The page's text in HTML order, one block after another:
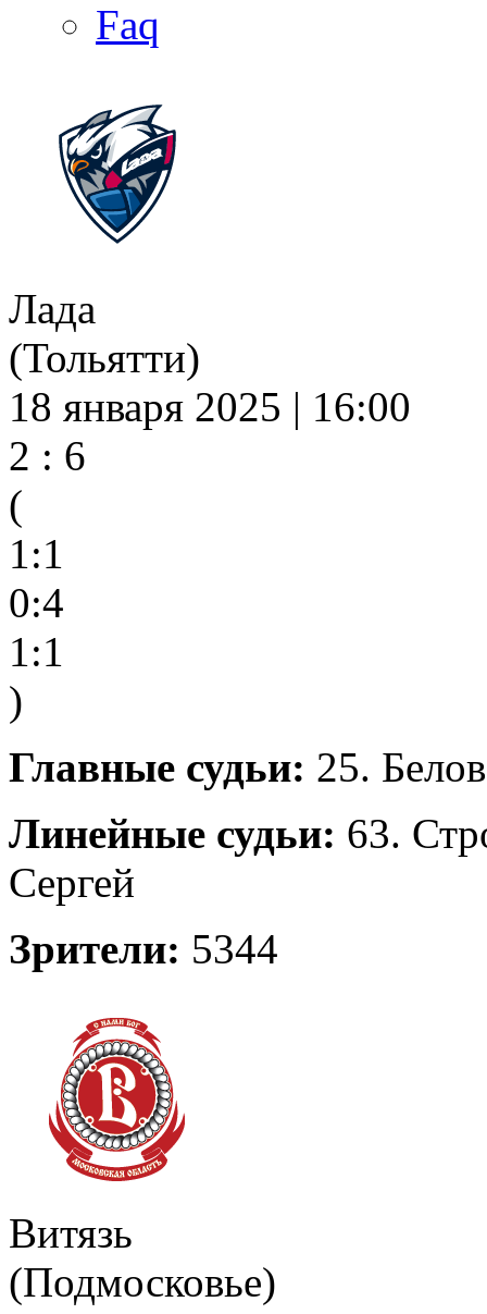
Faq
Лада
(Тольятти)
18 января 2025 | 16:00
2 : 6
(
1:1
0:4
1:1
)
Главные судьи: 25.
Линейные судьи: 63.
Сергей
Зрители: 5344
Витязь
(Подмосковье)